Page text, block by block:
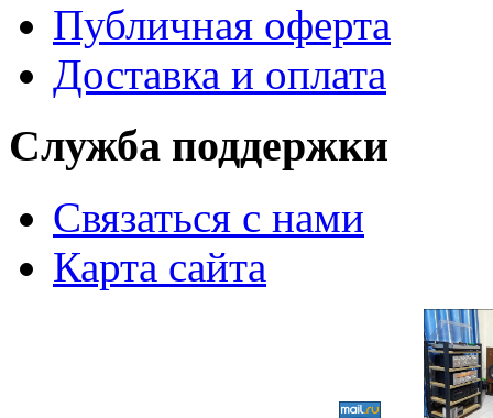
Публичная оферта
Доставка и оплата
Служба поддержки
Связаться с нами
Карта сайта